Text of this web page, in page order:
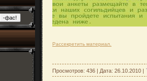
Рассекретить материал.
Просмотров: 436 | Дата: 26.10.2010